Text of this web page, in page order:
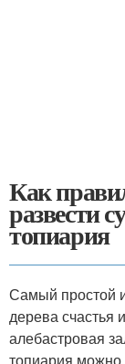
Как
развести
топиария
Самый простой
дерева счастья
алебастровая